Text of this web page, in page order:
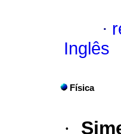
·
Inglês
Física
·